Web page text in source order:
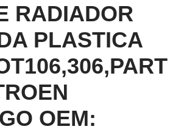
RADIADOR
PLASTICA
OEM: